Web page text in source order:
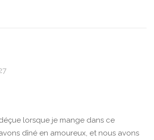
lorsque je mange dans ce
dîné en amoureux, et nous avons